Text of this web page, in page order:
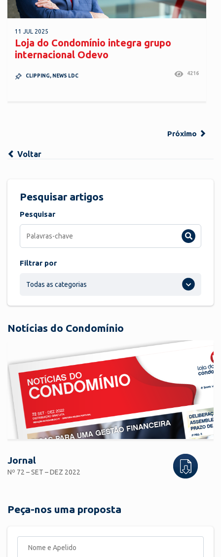
11 JUL 2025
Loja do Condomínio integra grupo
internacional Odevo
CLIPPING, NEWS LDC 4216
Próximo
Voltar
Pesquisar artigos
Pesquisar
Filtrar por
Todas as categorias
Notícias do Condomínio
Jornal
Nº 72 – SET – DEZ 2022
Peça-nos uma proposta